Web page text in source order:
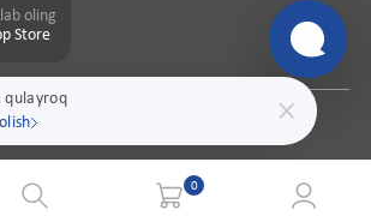
qulayroq
oling
Store
0